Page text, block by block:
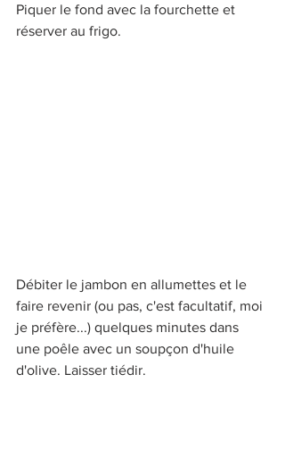
Piquer le fond avec la fourchette et
réserver au frigo.
Débiter le jambon en allumettes et le
faire revenir (ou pas, c'est facultatif, moi
je préfère...) quelques minutes dans
une poêle avec un soupçon d'huile
d'olive. Laisser tiédir.